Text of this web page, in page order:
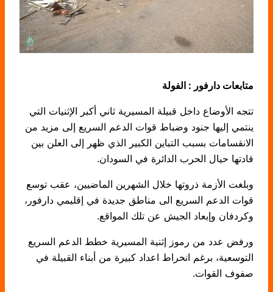
متابعات دارفور : الفولة
تتجه الأوضاع داخل قبيلة المسيرية ثاني أكبر الإثنيات التي
ينتمي إليها جنود وضباط قوات الدعم السريع إلى مزيد من
الانقسامات بسبب التباين الكبير الذي ظهر إلى العلن بين
قادتها حيال الحرب الدائرة في السودان.
وبلغت الأزمة ذروتها خلال الشهرين الماضيين، عقب توسع
قوات الدعم السريع الى مناطق جديدة في إقليمي دارفور،
وكردفان وإبعاد الجيش عن تلك المواقع.
ورفض عدد من رموز إثنية المسيرية خطط الدعم السريع
التوسعية، برغم انخراط اعداد كبيرة من أبناء القبيلة في
صفوف القوات.